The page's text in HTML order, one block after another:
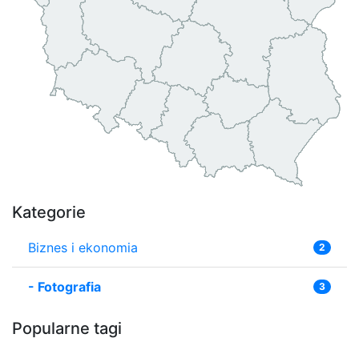
Kategorie
Biznes i ekonomia 2
- Fotografia 3
Popularne tagi